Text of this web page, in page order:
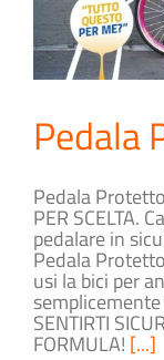
Pedala
Pedala Protetto
PER SCELTA.
pedalare in
Pedala
usi la bici per
SENTIRTI
FORMULA! [...]